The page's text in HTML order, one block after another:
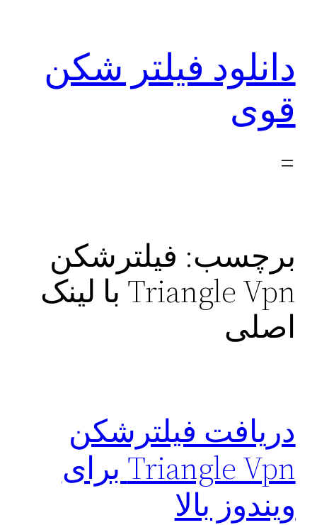
دانلود فیلتر شکن
قوی
برچسب: فیلترشکن
Triangle Vpn با لینک
اصلی
دريافت فیلترشکن
Triangle Vpn برای
ويندوز بالا